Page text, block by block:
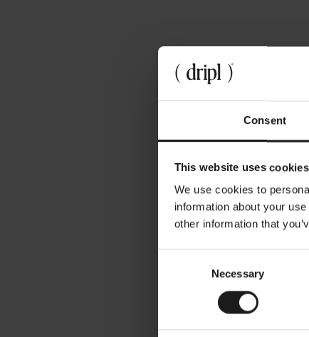
Consent
This website uses cookies
We use cookies to
information about your
other information that
Necessary